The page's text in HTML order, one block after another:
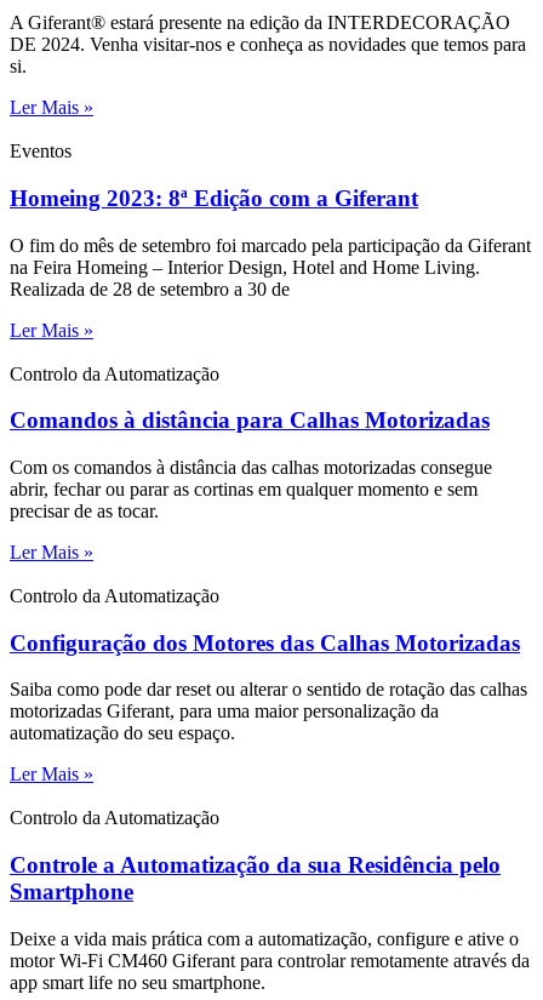
A Giferant® estará presente na edição da INTERDECORAÇÃO
DE 2024. Venha visitar-nos e conheça as novidades que temos para
si.
Ler Mais »
Eventos
Homeing 2023: 8ª Edição com a Giferant
O fim do mês de setembro foi marcado pela participação da Giferant
na Feira Homeing – Interior Design, Hotel and Home Living.
Realizada de 28 de setembro a 30 de
Ler Mais »
Controlo da Automatização
Comandos à distância para Calhas Motorizadas
Com os comandos à distância das calhas motorizadas consegue
abrir, fechar ou parar as cortinas em qualquer momento e sem
precisar de as tocar.
Ler Mais »
Controlo da Automatização
Configuração dos Motores das Calhas Motorizadas
Saiba como pode dar reset ou alterar o sentido de rotação das calhas
motorizadas Giferant, para uma maior personalização da
automatização do seu espaço.
Ler Mais »
Controlo da Automatização
Controle a Automatização da sua Residência pelo
Smartphone
Deixe a vida mais prática com a automatização, configure e ative o
motor Wi-Fi CM460 Giferant para controlar remotamente através da
app smart life no seu smartphone.